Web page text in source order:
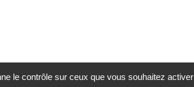
le contrôle sur ceux que vous souhaitez activer